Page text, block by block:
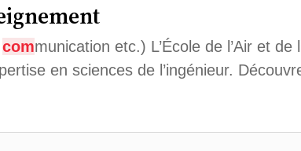
communication etc.) L’École de l’Air et
en sciences de l’ingénieur.